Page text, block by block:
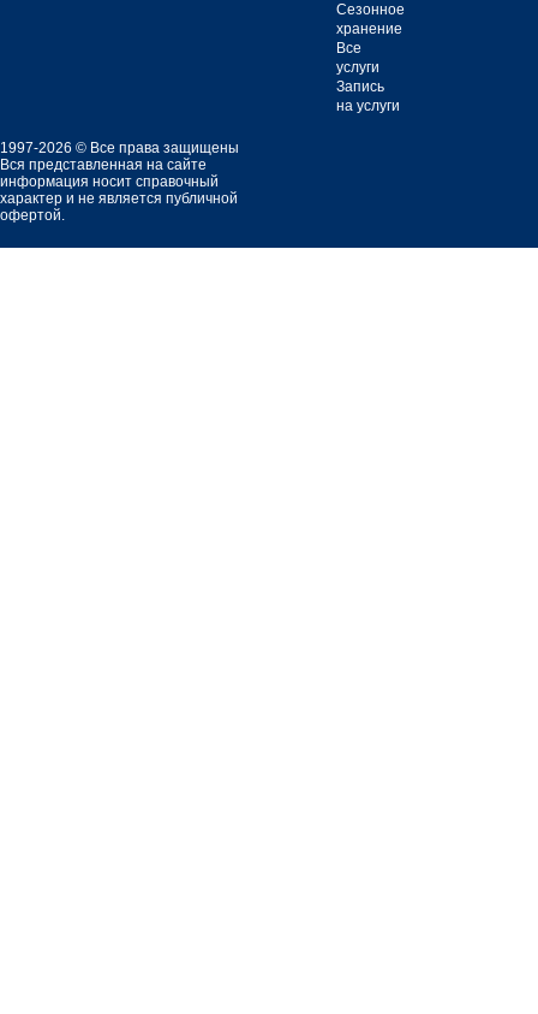
Сезонное
хранение
Все
услуги
Запись
на услуги
1997-2026 © Все права защищены
Вся представленная на сайте
информация носит справочный
характер и не является публичной
офертой.